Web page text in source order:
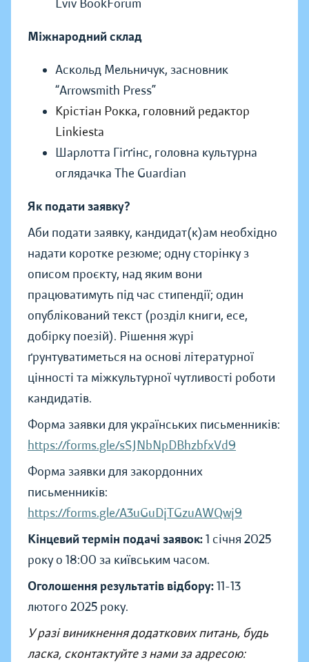
Lviv BookForum
Міжнародний склад
Аскольд Мельничук, засновник
“Arrowsmith Press”
Крістіан Рокка, головний редактор
Linkiesta
Шарлотта Гіґґінс, головна культурна
оглядачка The Guardian
Як подати заявку?
Аби подати заявку, кандидат(к)ам необхідно
надати коротке резюме; одну сторінку з
описом проєкту, над яким вони
працюватимуть під час стипендії; один
опублікований текст (розділ книги, есе,
добірку поезій). Рішення журі
ґрунтуватиметься на основі літературної
цінності та міжкультурної чутливості роботи
кандидатів.
Форма заявки для українських письменників:
https://forms.gle/sSJNbNpDBhzbfxVd9
Форма заявки для закордонних
письменників:
https://forms.gle/A3uGuDjTGzuAWQwj9
Кінцевий термін подачі заявок:1 січня 2025
року о 18:00 за київським часом.
Оголошення результатів відбору:11-13
лютого 2025 року.
У разі виникнення додаткових питань, будь
ласка, сконтактуйте з нами за адресою: